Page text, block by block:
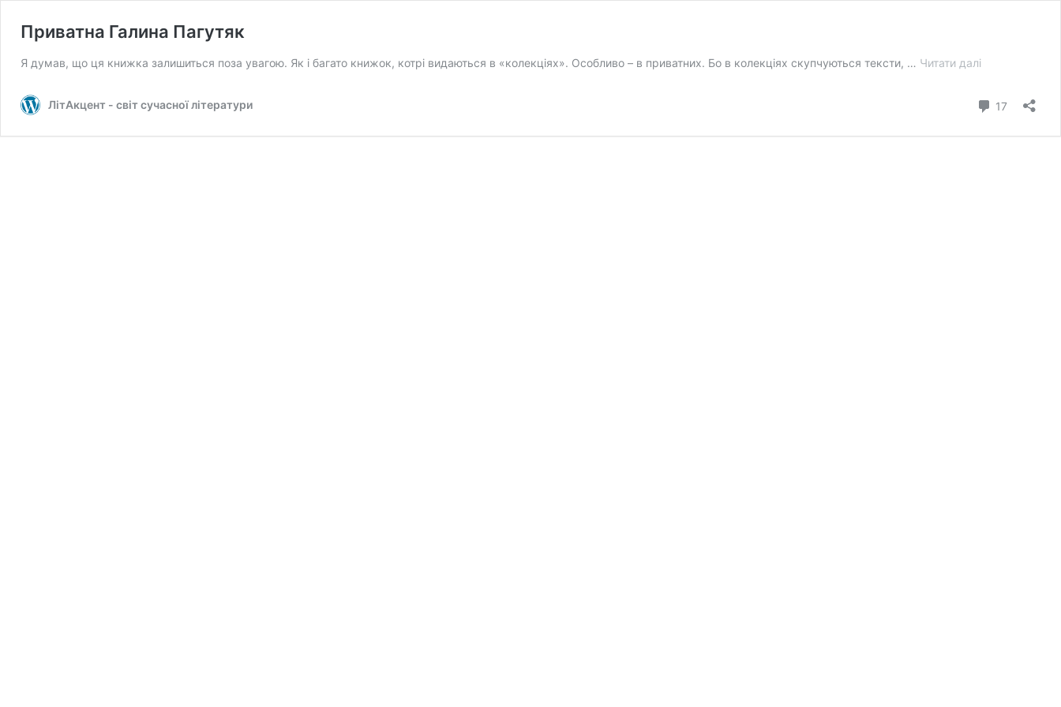
Приватна Галина Пагутяк
Я думав, що ця книжка залишиться поза увагою. Як і багато книжок, котрі видаються в «колекціях». Особливо – в приватних. Бо в колекціях скупчуються тексти, … Читати даліПриватна
ЛітАкцент - світ сучасної літератури 17